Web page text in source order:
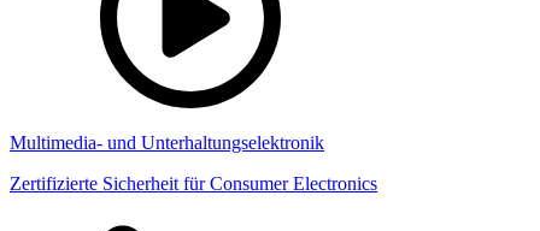
Multimedia- und Unterhaltungselektronik
Zertifizierte Sicherheit für Consumer Electronics